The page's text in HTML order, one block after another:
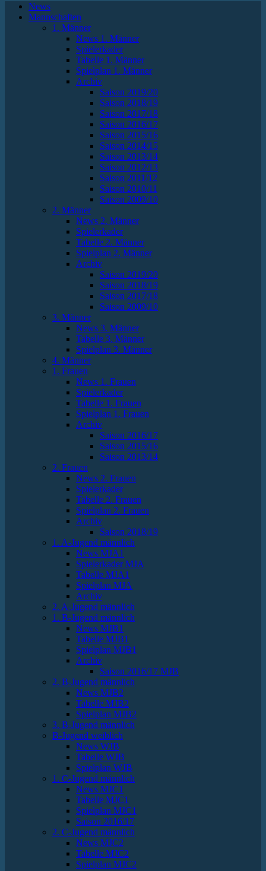
News
Mannschaften
1. Männer
News 1. Männer
Spielerkader
Tabelle 1. Männer
Spielplan 1. Männer
Archiv
Saison 2019/20
Saison 2018/19
Saison 2017/18
Saison 2016/17
Saison 2015/16
Saison 2014/15
Saison 2013/14
Saison 2012/13
Saison 2011/12
Saison 2010/11
Saison 2009/10
2. Männer
News 2. Männer
Spielerkader
Tabelle 2. Männer
Spielplan 2. Männer
Archiv
Saison 2019/20
Saison 2018/19
Saison 2017/18
Saison 2009/10
3. Männer
News 3. Männer
Tabelle 3. Männer
Spielplan 3. Männer
4. Männer
1. Frauen
News 1. Frauen
Spielerkader
Tabelle 1. Frauen
Spielplan 1. Frauen
Archiv
Saison 2016/17
Saison 2015/16
Saison 2013/14
2. Frauen
News 2. Frauen
Spielerkader
Tabelle 2. Frauen
Spielplan 2. Frauen
Archiv
Saison 2018/19
1. A-Jugend männlich
News MJA1
Spielerkader MJA
Tabelle MJA1
Spielplan MJA
Archiv
2. A-Jugend männlich
1. B-Jugend männlich
News MJB1
Tabelle MJB1
Spielplan MJB1
Archiv
Saison 2016/17 MJB
2. B-Jugend männlich
News MJB2
Tabelle MJB2
Spielplan MJB2
3. B-Jugend männlich
B-Jugend weiblich
News WJB
Tabelle WJB
Spielplan WJB
1. C-Jugend männlich
News MJC1
Tabelle MJC1
Spielplan MJC1
Saison 2016/17
2. C-Jugend männlich
News MJC2
Tabelle MJC2
Spielplan MJC2